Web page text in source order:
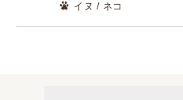
イヌ / ネコ